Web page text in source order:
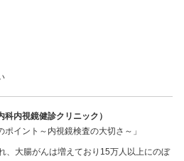
内視鏡健診クリニック）
ポイント～内視鏡検査の大切さ～」
、大腸がんは増えており15万人以上にのぼ